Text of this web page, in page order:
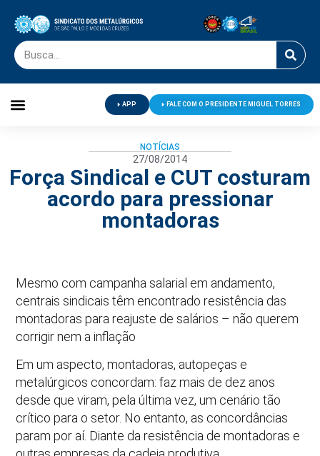
APP FALE COM O PRESIDENTE MIGUEL TORRES
NOTÍCIAS
27/08/2014
Força Sindical e CUT costuram
acordo para pressionar
montadoras
Mesmo com campanha salarial em andamento,
centrais sindicais têm encontrado resistência das
montadoras para reajuste de salários – não querem
corrigir nem a inflação
Em um aspecto, montadoras, autopeças e
metalúrgicos concordam: faz mais de dez anos
desde que viram, pela última vez, um cenário tão
crítico para o setor. No entanto, as concordâncias
param por aí. Diante da resistência de montadoras e